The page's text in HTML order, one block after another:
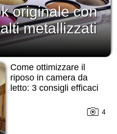
originale con
metallizzati
Come ottimizzare il
riposo in camera da
letto: 3 consigli efficaci
4